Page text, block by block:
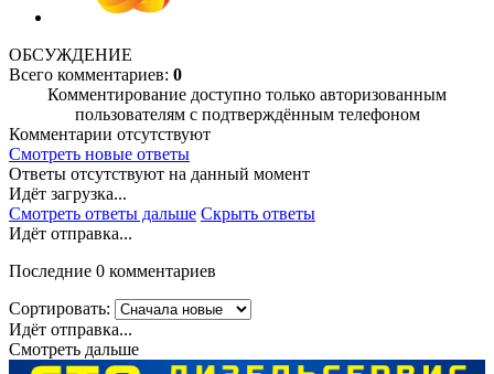
ОБСУЖДЕНИЕ
Всего комментариев: 0
Комментирование доступно только авторизованным
пользователям с подтверждённым телефоном
Комментарии отсутствуют
Смотреть новые ответы
Ответы отсутствуют на данный момент
Идёт загрузка...
Смотреть ответы дальше Скрыть ответы
Идёт отправка...
Последние 0 комментариев
Сортировать:
Идёт отправка...
Смотреть дальше